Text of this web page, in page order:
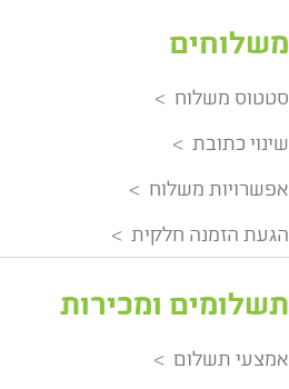
משלוחים
סטטוס משלוח
שינוי כתובת
אפשרויות משלוח
הגעת הזמנה חלקית
תשלומים ומכירות
אמצעי תשלום